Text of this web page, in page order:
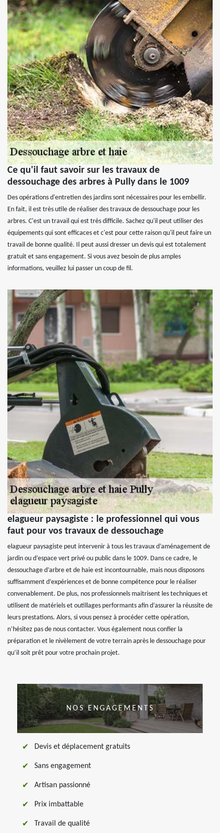
Ce qu'il faut savoir sur les travaux de
dessouchage des arbres à Pully dans le 1009
Des opérations d'entretien des jardins sont nécessaires pour les embellir.
En fait, il est très utile de réaliser des travaux de dessouchage pour les
arbres. C'est un travail qui est très difficile. Sachez qu'il peut utiliser des
équipements qui sont efficaces et c'est pour cette raison qu'il peut faire un
travail de bonne qualité. Il peut aussi dresser un devis qui est totalement
gratuit et sans engagement. Si vous avez besoin de plus amples
informations, veuillez lui passer un coup de fil.
elagueur paysagiste : le professionnel qui vous
faut pour vos travaux de dessouchage
elagueur paysagiste peut intervenir à tous les travaux d’aménagement de
jardin ou d’espace vert privé ou public dans le 1009. Dans ce cadre, le
dessouchage d’arbre et de haie est incontournable, mais nous disposons
suffisamment d’expériences et de bonne compétence pour le réaliser
convenablement. De plus, nos professionnels maitrisent les techniques et
utilisent de matériels et outillages performants afin d’assurer la réussite de
leurs prestations. Alors, si vous pensez à procéder cette opération,
n’hésitez pas de nous contacter. Vous également nous confier la
préparation et le nivèlement de votre terrain après le dessouchage pour
qu’il soit prêt pour votre prochain projet.
NOS ENGAGEMENTS
Devis et déplacement gratuits
Sans engagement
Artisan passionné
Prix imbattable
Travail de qualité